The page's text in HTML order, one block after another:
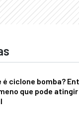
é ciclone bomba?
que pode atingir